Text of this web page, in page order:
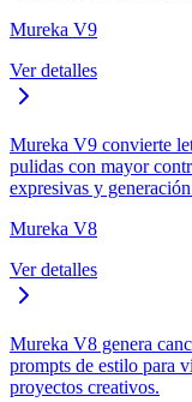
Mureka V9
Ver detalles
Mureka V9 convierte
pulidas con mayor
expresivas y
Mureka V8
Ver detalles
Mureka V8 genera
prompts de estilo para
proyectos creativos.